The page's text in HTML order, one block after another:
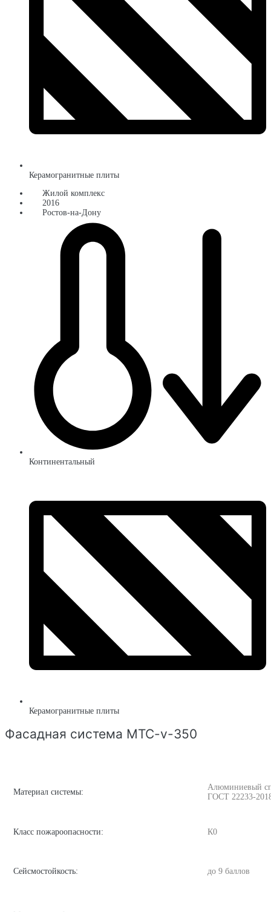
Керамогранитные плиты
Жилой комплекс
2016
Ростов-на-Дону
Континентальный
Керамогранитные плиты
Фасадная система MTC-v-350
Материал системы:
Алюминиевый
ГОСТ 22233-
Класс пожароопасности: К0
Сейсмостойкость: до 9 баллов